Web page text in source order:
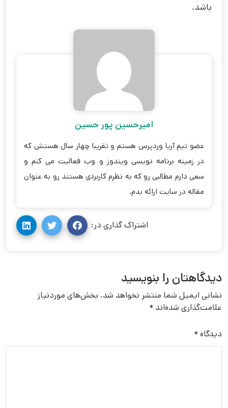
باشد.
امیرحسین پور حسین
عضو تیم آریا وردپرس هستم و تقریبا چهار سال هستش که
در زمینه برنامه نویسی ویندوز و وب فعالیت می کنم و
سعی دارم مطالبی رو که به نظرم کاربردی هستند رو به عنوان
مقاله در سایت ارائه بدم.
اشتراک گذاری در:
دیدگاهتان را بنویسید
نشانی ایمیل شما منتشر نخواهد شد. بخش‌های موردنیاز
علامت‌گذاری شده‌اند*
دیدگاه*